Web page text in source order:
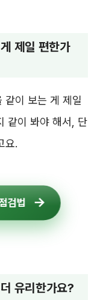
제일 편한가
같이 보는 게 제일
같이 봐야 해서, 단
요.
검법
유리한가요?